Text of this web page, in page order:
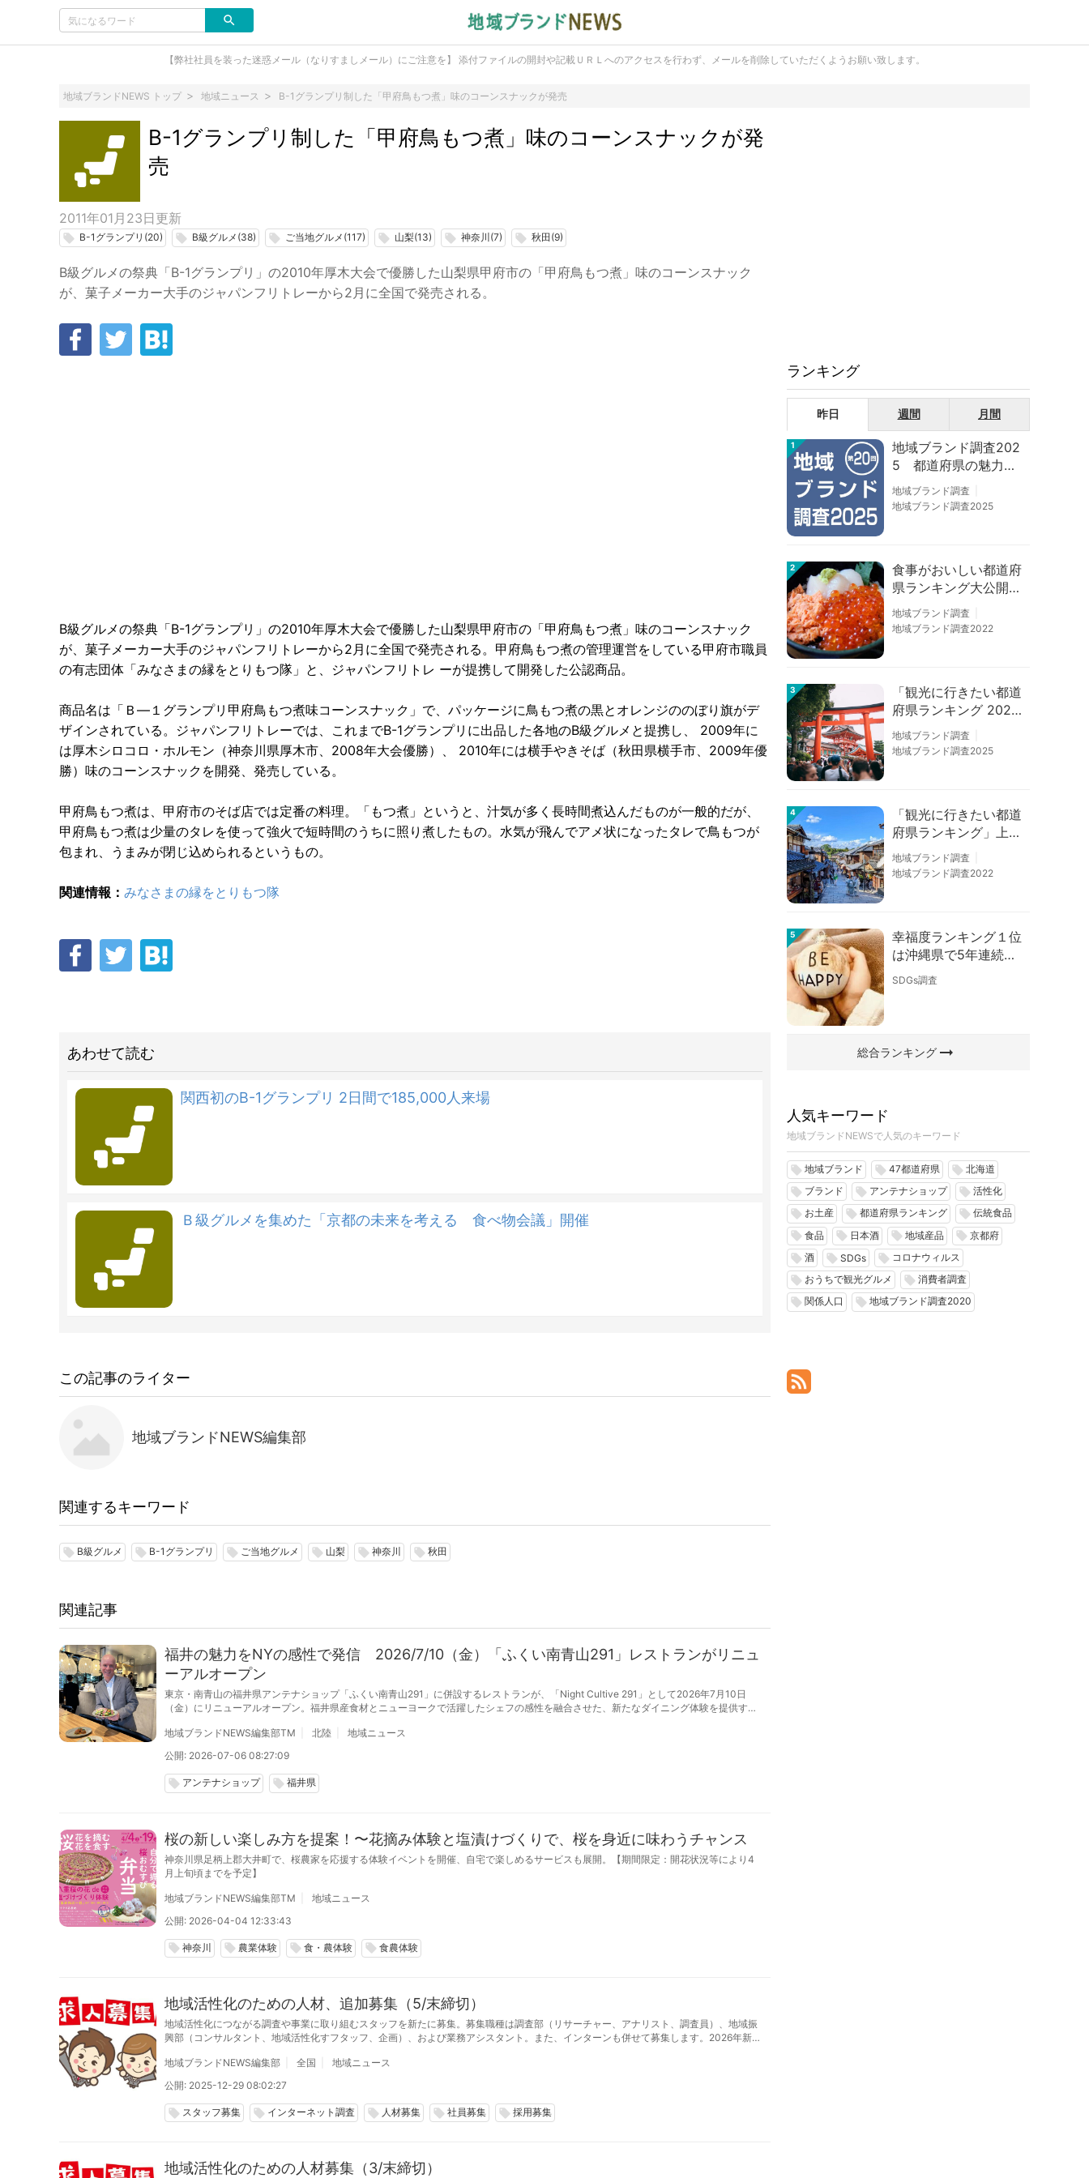
【弊社社員を装った迷惑メール（なりすましメール）にご注意を】 添付ファイルの開封や記載ＵＲＬへのアクセスを行わず、メールを削除していただくようお願い致します。
地域ブランドNEWS トップ 地域ニュース B-1グランプリ制した「甲府鳥もつ煮」味のコーンスナックが発売
B-1グランプリ制した「甲府鳥もつ煮」味のコーンスナックが発
売
2011年01月23日 更新
local_offer B-1グランプリ(20) local_offer B級グルメ(38) local_offer ご当地グルメ(117) local_offer 山梨(13) local_offer 神奈川(7) local_offer 秋田(9)
B級グルメの祭典「B-1グランプリ」の2010年厚木大会で優勝した山梨県甲府市の「甲府鳥もつ煮」味のコーンスナック
が、菓子メーカー大手のジャパンフリトレーから2月に全国で発売される。
B級グルメの祭典「B-1グランプリ」の2010年厚木大会で優勝した山梨県甲府市の「甲府鳥もつ煮」味のコーンスナック
が、菓子メーカー大手のジャパンフリトレーから2月に全国で発売される。甲府鳥もつ煮の管理運営をしている甲府市職員
の有志団体「みなさまの縁をとりもつ隊」と、ジャパンフリトレ ーが提携して開発した公認商品。
商品名は「Ｂ―１グランプリ甲府鳥もつ煮味コーンスナック」で、パッケージに鳥もつ煮の黒とオレンジののぼり旗がデ
ザインされている。ジャパンフリトレーでは、これまでB-1グランプリに出品した各地のB級グルメと提携し、 2009年に
は厚木シロコロ・ホルモン（神奈川県厚木市、2008年大会優勝）、 2010年には横手やきそば（秋田県横手市、2009年優
勝）味のコーンスナックを開発、発売している。
甲府鳥もつ煮は、甲府市のそば店では定番の料理。「もつ煮」というと、汁気が多く長時間煮込んだものが一般的だが、
甲府鳥もつ煮は少量のタレを使って強火で短時間のうちに照り煮したもの。水気が飛んでアメ状になったタレで鳥もつが
包まれ、うまみが閉じ込められるというもの。
関連情報： みなさまの縁をとりもつ隊
あわせて読む
関西初のB-1グランプリ 2日間で185,000人来場
Ｂ級グルメを集めた「京都の未来を考える 食べ物会議」開催
この記事のライター
地域ブランドNEWS編集部
関連するキーワード
local_offer B級グルメ local_offer B-1グランプリ local_offer ご当地グルメ local_offer 山梨 local_offer 神奈川 local_offer 秋田
関連記事
福井の魅力をNYの感性で発信 2026/7/10（金）「ふくい南青山291」レストランがリニュ
ーアルオープン
東京・南青山の福井県アンテナショップ「ふくい南青山291」に併設するレストランが、「Night Cultive 291」として2026年7月10日
（金）にリニューアルオープン。福井県産食材とニューヨークで活躍したシェフの感性を融合させた、新たなダイニング体験を提供す
地域ブランドNEWS編集部TM
北陸
地域ニュース
公開: 2026-07-06 08:27:09
local_offer アンテナショップ local_offer 福井県
桜の新しい楽しみ方を提案！〜花摘み体験と塩漬けづくりで、桜を身近に味わうチャンス
神奈川県足柄上郡大井町で、桜農家を応援する体験イベントを開催、自宅で楽しめるサービスも展開。【期間限定：開花状況等により4
月上旬頃までを予定】
地域ブランドNEWS編集部TM
地域ニュース
公開: 2026-04-04 12:33:43
local_offer 神奈川 local_offer 農業体験 local_offer 食・農体験 local_offer 食農体験
地域活性化のための人材、追加募集（5/末締切）
地域活性化につながる調査や事業に取り組むスタッフを新たに募集。募集職種は調査部（リサーチャー、アナリスト、調査員）、地域振
興部（コンサルタント、地域活性化すフタッフ、企画）、および業務アシスタント。また、インターンも併せて募集します。2026年新
地域ブランドNEWS編集部
全国
地域ニュース
公開: 2025-12-29 08:02:27
local_offer スタッフ募集 local_offer インターネット調査 local_offer 人材募集 local_offer 社員募集 local_offer 採用募集
地域活性化のための人材募集（3/末締切）
ランキング
昨日 週間 月間
1
地域ブランド調査202
5 都道府県の魅力度
等調査結果
地域ブランド調査
地域ブランド調査2025
2
食事がおいしい都道府
県ランキング大公開！
１位は北海道、３位は
大阪府、２位は〇〇
地域ブランド調査
地域ブランド調査2022
3
「観光に行きたい都道
府県ランキング 202
6」京都は低下、神奈
川上昇
地域ブランド調査
地域ブランド調査2025
4
「観光に行きたい都道
府県ランキング」上位
の順位に変動あり
地域ブランド調査
地域ブランド調査2022
5
幸福度ランキング１位
は沖縄県で5年連続！
佐賀、愛知が順位上昇
【幸福度調査2026】
SDGs調査
総合ランキングarrow_right_alt
人気キーワード
地域ブランドNEWSで人気のキーワード
local_offer 地域ブランド local_offer 47都道府県 local_offer 北海道
local_offer ブランド local_offer アンテナショップ local_offer 活性化
local_offer お土産 local_offer 都道府県ランキング local_offer 伝統食品
local_offer 食品 local_offer 日本酒 local_offer 地域産品 local_offer 京都府
local_offer 酒 local_offer SDGs local_offer コロナウィルス
local_offer おうちで観光グルメ local_offer 消費者調査
local_offer 関係人口 local_offer 地域ブランド調査2020